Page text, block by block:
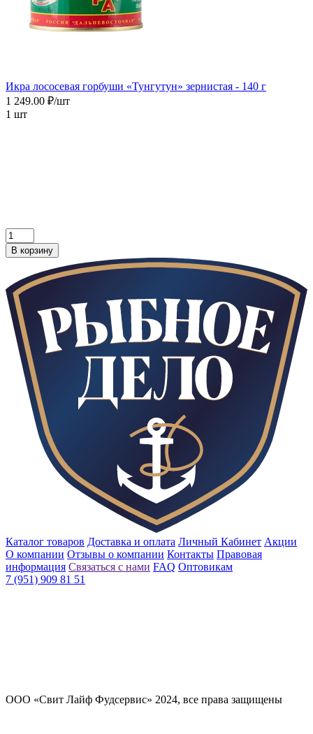
Икра лососевая горбуши «Тунгутун» зернистая - 140 г
1 249.00 ₽/шт
1 шт
В корзину
Каталог товаров Доставка и оплата Личный Кабинет Акции
О компании Отзывы о компании Контакты Правовая
информация Связаться с нами FAQ Оптовикам
7 (951) 909 81 51
ООО «Свит Лайф Фудсервис» 2024, все права защищены